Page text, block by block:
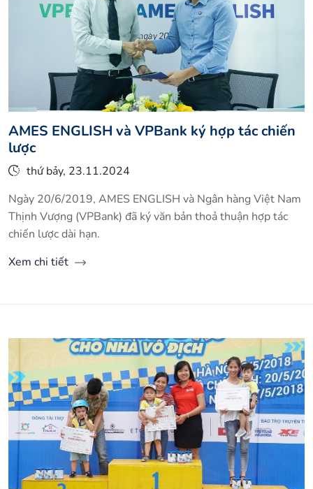
AMES ENGLISH và VPBank ký hợp tác chiến
lược
thứ bảy, 23.11.2024
Ngày 20/6/2019, AMES ENGLISH và Ngân hàng Việt Nam
Thịnh Vượng (VPBank) đã ký văn bản thoả thuận hợp tác
chiến lược dài hạn.
Xem chi tiết